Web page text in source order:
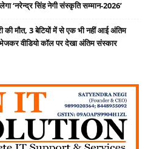
‘नरेन्द्र सिंह नेगी संस्कृति सम्मान-2026’
की मौत, 3 बेटियों में से एक भी नहीं आई अंतिम
वीडियो कॉल पर देखा अंतिम संस्कार